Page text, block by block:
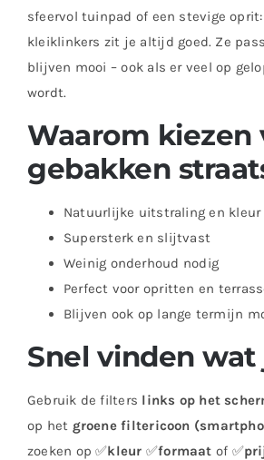
sfeervol tuinpad of een stevige
kleiklinkers zit je altijd goed. Ze
blijven mooi – ook als er veel op
wordt.
Waarom kiezen
gebakken
Natuurlijke uitstraling en kleur
Supersterk en slijtvast
Weinig onderhoud nodig
Perfect voor opritten en
Blijven ook op lange termijn
Snel vinden
Gebruik de filters links op het
op het groene filtericoon
zoeken op ✅kleur ✅formaat of ✅